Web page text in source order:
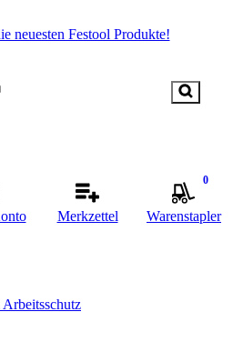
neuesten Festool Produkte!
Merkzettel
0
Warenstapler